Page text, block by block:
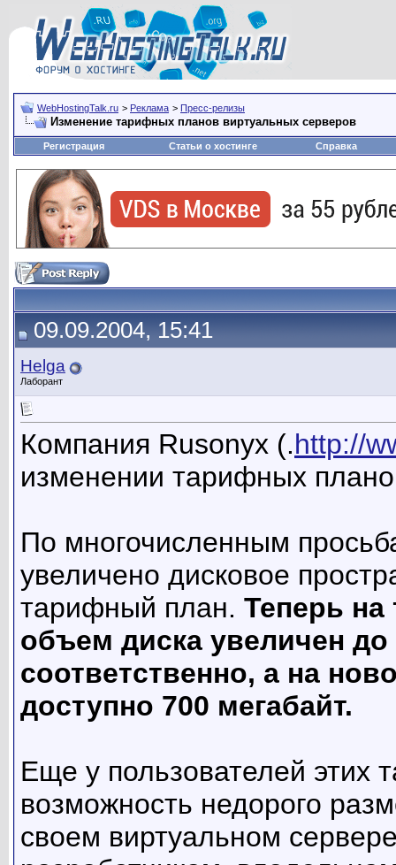
WebHostingTalk.ru > Реклама > Пресс-релизы
Изменение тарифных планов виртуальных серверов
Регистрация Статьи о хостинге Справка
09.09.2004, 15:41
Helga
Лаборант
Компания Rusonyx (.http://
изменении тарифных
По многочисленным
увеличено дисковое
тарифный план. Теперь
объем диска увеличен до
соответственно, а на
доступно 700 мегабайт.
Еще у пользователей этих
возможность недорого
своем виртуальном